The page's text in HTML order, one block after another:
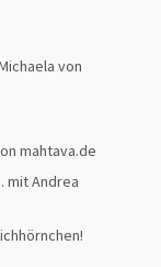
von
mahtava.de
mit Andrea